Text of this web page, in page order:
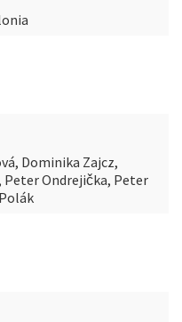
Dominika Zajcz,
Peter Ondrejička, Peter